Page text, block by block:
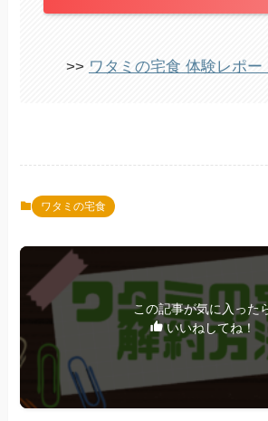
>> ワタミの宅食 体験レポー
ワタミの宅食
この記事が気に入った
いいねしてね！